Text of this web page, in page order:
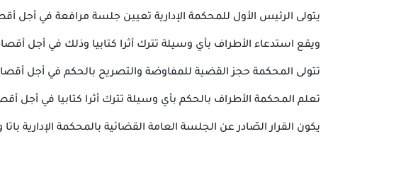
يتولى الرئيس الأول للمحكمة الإدارية تعيين جلسة مرافعة في أجل
ويقع استدعاء الأطراف بأي وسيلة تترك أثرا كتابيا وذلك في أجل
تتولى المحكمة حجز القضية للمفاوضة والتصريح بالحكم في أجل
تعلم المحكمة الأطراف بالحكم بأي وسيلة تترك أثرا كتابيا في أجل
يكون القرار الصّادر عن الجلسة العامة القضائية بالمحكمة الإدارية